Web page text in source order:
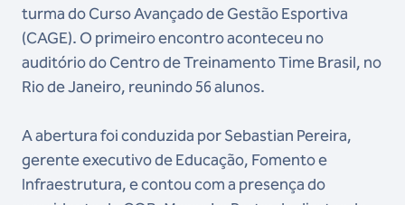
turma do Curso Avançado de Gestão Esportiva
(CAGE). O primeiro encontro aconteceu no
auditório do Centro de Treinamento Time Brasil, no
Rio de Janeiro, reunindo 56 alunos.
A abertura foi conduzida por Sebastian Pereira,
gerente executivo de Educação, Fomento e
Infraestrutura, e contou com a presença do